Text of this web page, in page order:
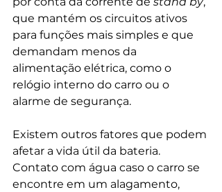
que mantém os circuitos ativos
para funções mais simples e que
demandam menos da
alimentação elétrica, como o
relógio interno do carro ou o
alarme de segurança.
Existem outros fatores que podem
afetar a vida útil da bateria.
Contato com água caso o carro se
encontre em um alagamento,